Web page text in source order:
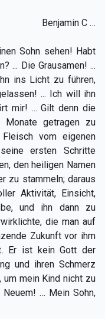
Benjamin C …
Sohn sehen! Habt
... Die Grausamen! ...
ins Licht zu führen,
... Ich will ihn
mir! ... Gilt denn die
Monate getragen zu
vom eigenen
ersten Schritte
den heiligen Namen
zu stammeln; daraus
Aktivität, Einsicht,
und ihn dann zu
die man auf
Zukunft vor ihm
Er ist kein Gott der
und ihren Schmerz
um mein Kind nicht zu
… Mein Sohn,